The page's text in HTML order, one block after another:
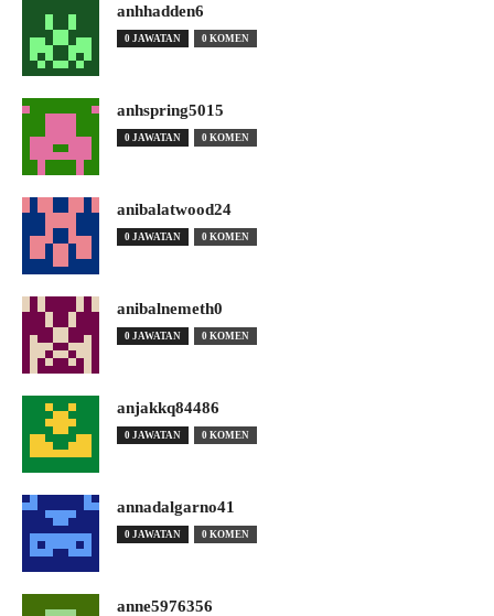
anhhadden6
0 JAWATAN 0 KOMEN
anhspring5015
0 JAWATAN 0 KOMEN
anibalatwood24
0 JAWATAN 0 KOMEN
anibalnemeth0
0 JAWATAN 0 KOMEN
anjakkq84486
0 JAWATAN 0 KOMEN
annadalgarno41
0 JAWATAN 0 KOMEN
anne5976356